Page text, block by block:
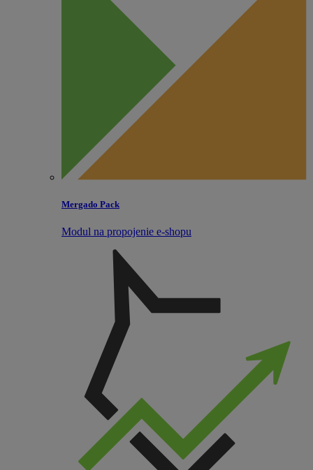
Mergado Pack
Modul na propojenie e‑shopu